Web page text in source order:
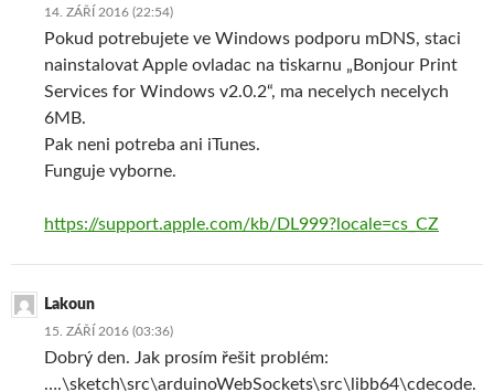
14. ZÁŘÍ 2016 (22:54)
Pokud potrebujete ve Windows podporu mDNS, staci
nainstalovat Apple ovladac na tiskarnu „Bonjour Print
Services for Windows v2.0.2“, ma necelych necelych
6MB.
Pak neni potreba ani iTunes.
Funguje vyborne.
https://support.apple.com/kb/DL999?locale=cs_CZ
Lakoun
15. ZÁŘÍ 2016 (03:36)
Dobrý den. Jak prosím řešit problém:
….\sketch\src\arduinoWebSockets\src\libb64\cdecode.